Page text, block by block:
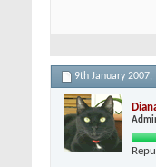
9th January 2007,